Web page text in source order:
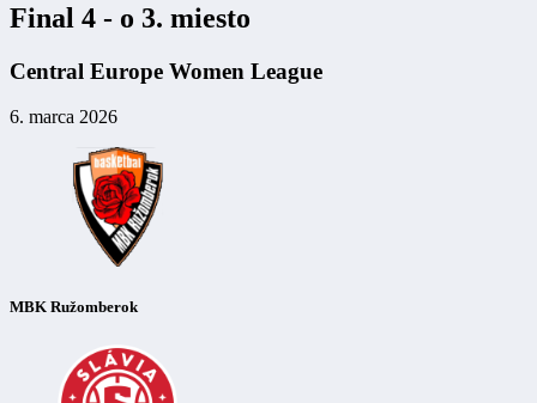
Final 4 - o 3. miesto
Central Europe Women League
6. marca 2026
MBK Ružomberok